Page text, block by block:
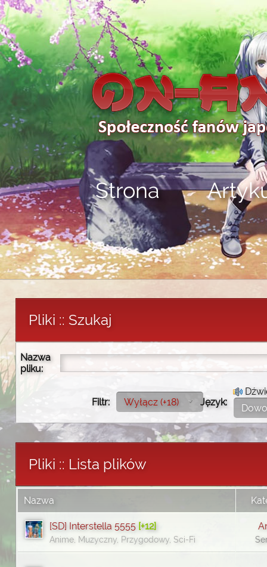
Strona
Pliki :: Szukaj
Nazwa
pliku:
Filtr: Wyłącz (+18) Język:
Pliki :: Lista plików
Nazwa
[SD] Interstella 5555 [+12]
Anime, Muzyczny, Przygodowy, Sci-Fi